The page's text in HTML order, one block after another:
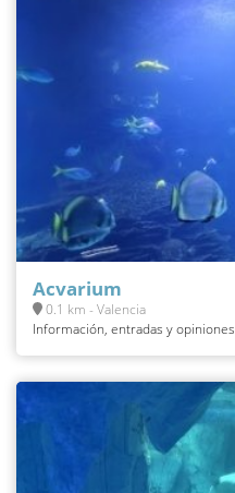
Acvarium
0.1 km - Valencia
Información, entradas y opiniones